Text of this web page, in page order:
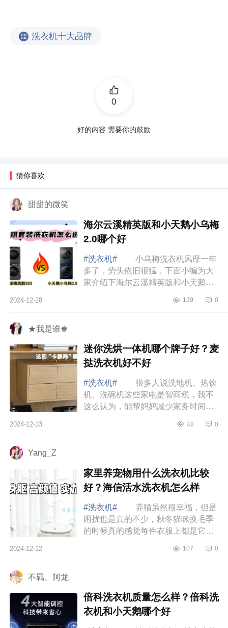
洗衣机十大品牌
0
好的内容 需要你的鼓励
猜你喜欢
甜甜的微笑
海尔云溪精英版和小天鹅小乌梅
2.0哪个好
#洗衣机#
小乌梅洗衣机风靡一年
多了，势头依旧很猛，下面小编为大
家介绍下海尔云溪精英版和小天鹅小
小天鹅小乌梅2.0哪个好 最近在给
2024-12-28 139 0
★我是谁♚
迷你洗烘一体机哪个牌子好？麦
挞洗衣机好不好
#洗衣机#
很多人说洗地机、热饮
机、洗碗机这些家电是智商税，我不
这么认为，能帮妈妈减少家务时间的
绍下迷你洗烘一体机哪个牌子好？麦
2024-12-13 48 0
Yang_Z
家里养宠物用什么洗衣机比较
好？海信活水洗衣机怎么样
#洗衣机#
养猫虽然很幸福，但是
困扰也是真的不少，秋冬猫咪换毛季
的时候真的感觉每件衣服上都是它的
宠物用什么洗衣机比较好？海信活水
2024-12-12 107 0
不羁、阿龙
倍科洗衣机质量怎么样？倍科洗
衣机和小天鹅哪个好